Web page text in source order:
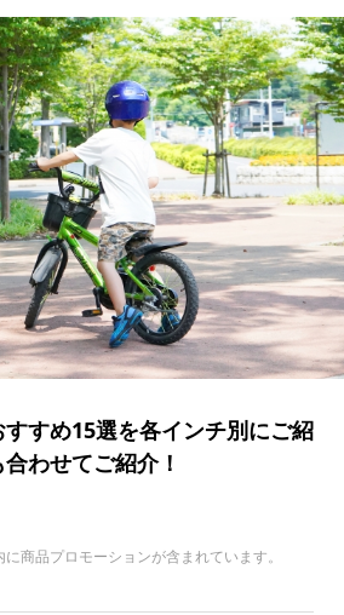
すめ15選を各インチ別にご紹
わせてご紹介！
商品プロモーションが含まれています。